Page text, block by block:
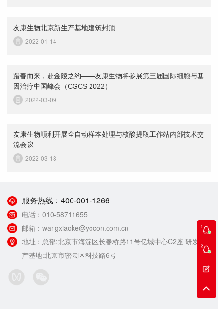
友康生物北京新生产基地建筑封顶
2022-01-14
踏春而来，赴金陵之约——友康生物将参展第三届国际细胞与基
因治疗中国峰会（CGCS 2022）
2022-03-09
友康生物顺利开展全自动样本处理与核酸提取工作站内部技术交
流会议
2022-03-18
服务热线： 400-001-1266
电话： 010-58711655
邮箱： wangxiaoke@yocon.com.cn
地址： 总部:北京市海淀区长春桥路11号亿城中心C2座 研发生
产基地:北京市密云区科技路6号